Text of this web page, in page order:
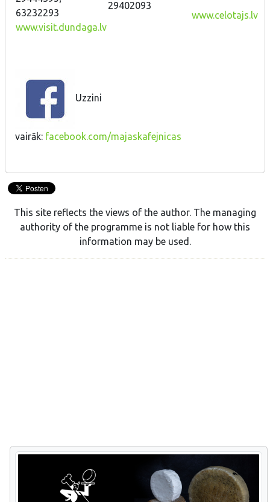
63232293
www.visit.dundaga.lv
29402093
www.celotajs.lv
Uzzini
vairāk: facebook.com/majaskafejnicas
This site reflects the views of the author. The managing
authority of the programme is not liable for how this
information may be used.